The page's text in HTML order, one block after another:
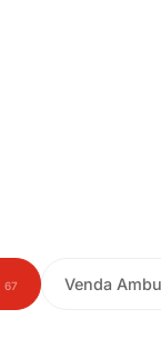
67 Venda